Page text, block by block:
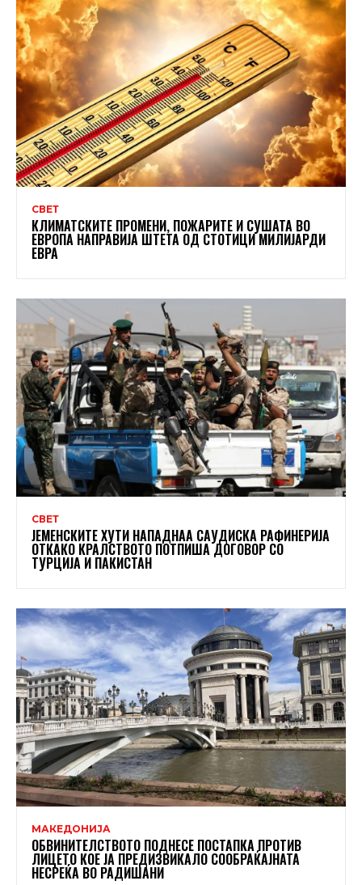
СВЕТ
КЛИМАТСКИТЕ ПРОМЕНИ, ПОЖАРИТЕ И СУШАТА ВО
ЕВРОПА НАПРАВИЈА ШТЕТА ОД СТОТИЦИ МИЛИЈАРДИ
ЕВРА
СВЕТ
ЈЕМЕНСКИТЕ ХУТИ НАПАДНАА САУДИСКА РАФИНЕРИЈА
ОТКАКО КРАЛСТВОТО ПОТПИША ДОГОВОР СО
ТУРЦИЈА И ПАКИСТАН
МАКЕДОНИЈА
ОБВИНИТЕЛСТВОТО ПОДНЕСЕ ПОСТАПКА ПРОТИВ
ЛИЦЕТО КОЕ ЈА ПРЕДИЗВИКАЛО СООБРАЌАЈНАТА
НЕСРЕЌА ВО РАДИШАНИ